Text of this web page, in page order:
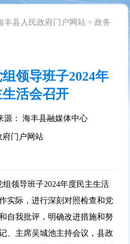
丰县人民政府门户网站 >政务
领导班子2024年
活会召开
源： 海丰县融媒体中心
府门户网站
领导班子2024年度民主生活
实际，进行深刻对照检查和党
自我批评，明确改进措施和努
、主席吴城池主持会议，县政